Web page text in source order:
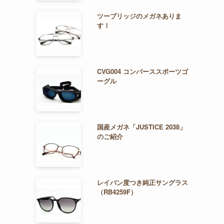
ツーブリッジのメガネありま
す！
CVG004 コンバーススポーツゴ
ーグル
国産メガネ「JUSTICE 2038」
のご紹介
レイバン度つき純正サングラス
（RB4259F）